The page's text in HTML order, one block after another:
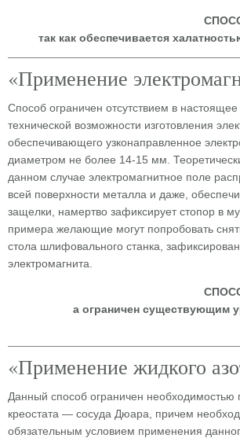
так как обеспечивается
«Применение
Способ ограничен отсутствием в
технической возможности изготовления
обеспечивающего узконаправленное
диаметром не более 14-15 мм.
данном случае электромагнитное поле
всей поверхности металла и даже,
защелки, намертво зафиксирует стопор в
примера желающие могут попробовать
стола шлифовального станка,
электромагнита.
а ограничен существующим
«Применение жидкого
Данный способ ограничен необходимостью
креостата — сосуда Дюара, причем
обязательным условием применения